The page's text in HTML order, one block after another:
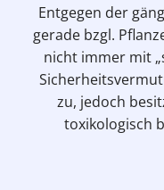
Entgegen der
gerade bzgl.
nicht immer mit
zu, jedoch
toxikologisch